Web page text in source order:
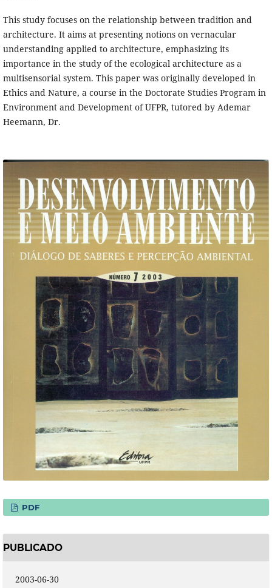
This study focuses on the relationship between tradition and
architecture. It aims at presenting notions on vernacular
understanding applied to architecture, emphasizing its
importance in the study of the ecological architecture as a
multisensorial system. This paper was originally developed in
Ethics and Nature, a course in the Doctorate Studies Program in
Environment and Development of UFPR, tutored by Ademar
Heemann, Dr.
PDF
PUBLICADO
2003-06-30